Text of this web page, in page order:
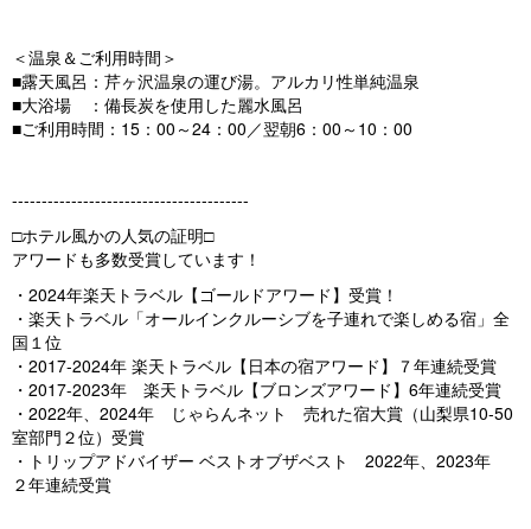
＜温泉＆ご利用時間＞
■露天風呂：芹ヶ沢温泉の運び湯。アルカリ性単純温泉
■大浴場 ：備長炭を使用した麗水風呂
■ご利用時間：15：00～24：00／翌朝6：00～10：00
----------------------------------------
□ホテル風かの人気の証明□
アワードも多数受賞しています！
・2024年楽天トラベル【ゴールドアワード】受賞！
・楽天トラベル「オールインクルーシブを子連れで楽しめる宿」全
国１位
・2017-2024年 楽天トラベル【日本の宿アワード】７年連続受賞
・2017-2023年 楽天トラベル【ブロンズアワード】6年連続受賞
・2022年、2024年 じゃらんネット 売れた宿大賞（山梨県10-50
室部門２位）受賞
・トリップアドバイザー ベストオブザベスト 2022年、2023年
２年連続受賞